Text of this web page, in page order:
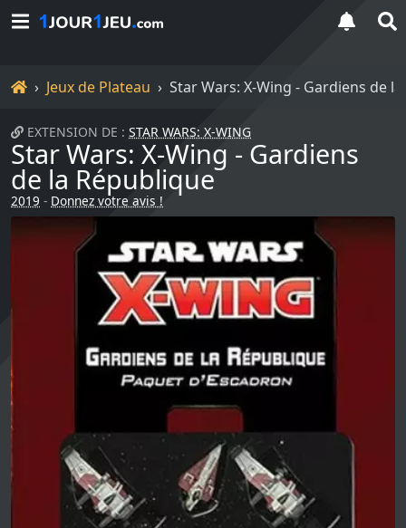
Accueil
Jeux de Plateau Star Wars: X-Wing - Gardiens de
EXTENSION DE : STAR WARS: X-WING
Star Wars: X-Wing - Gardiens
de la République
2019 - Donnez votre avis !